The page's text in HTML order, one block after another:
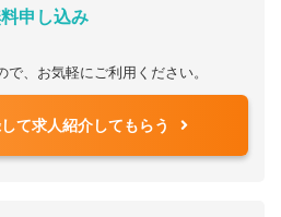
申し込み
で、お気軽にご利用ください。
て求人紹介してもらう